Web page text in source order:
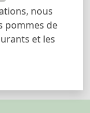
nous
pommes de
et les